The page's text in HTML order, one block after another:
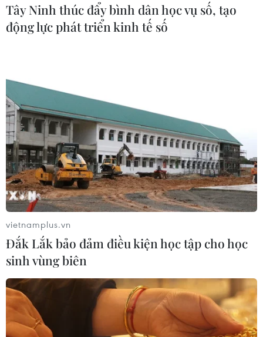
TIN CÙNG CHUYÊN MỤC
Liên hợp quốc kêu gọi chấm dứt tấn
công dân thường trong xung đột
Nga-Ukraine
07/08/2026 04:29
Tây Ninh thúc đẩy bình dân học vụ số, tạo
động lực phát triển kinh tế số
vietnamplus.vn
Đắk Lắk bảo đảm điều kiện học tập cho học
sinh vùng biên